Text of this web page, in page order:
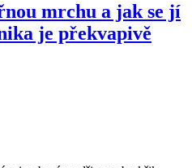
mrchu a jak se jí
je překvapivě